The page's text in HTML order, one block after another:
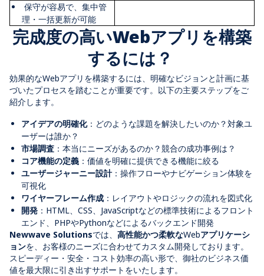
保守が容易で、集中管
理・一括更新が可能
完成度の高いWebアプリを構築
するには？
効果的なWebアプリを構築するには、明確なビジョンと計画に基
づいたプロセスを踏むことが重要です。以下の主要ステップをご
紹介します。
アイデアの明確化：どのような課題を解決したいのか？対象ユ
ーザーは誰か？
市場調査 ：本当にニーズがあるのか？競合の成功事例は？
コア機能の定義 ：価値を明確に提供できる機能に絞る
ユーザージャーニー設計：操作フローやナビゲーション体験を
可視化
ワイヤーフレーム作成 ：レイアウトやロジックの流れを図式化
開発 ： HTML CSS JavaScriptなどの標準技術によるフロント
エンド、 PHPやPythonなどによるバックエンド開発
Newwave Solutionsでは、 高性能かつ柔軟なWebアプリケーシ
ョンを、お客様のニーズに合わせてカスタム開発しております。
スピーディー・安全・コスト効率の高い形で、御社のビジネス価
値を最大限に引き出すサポートをいたします。